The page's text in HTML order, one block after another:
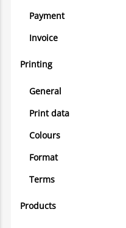
Payment
Invoice
Printing
General
Print data
Colours
Format
Terms
Products